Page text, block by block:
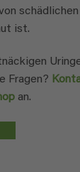
ist.
Fragen?
an.